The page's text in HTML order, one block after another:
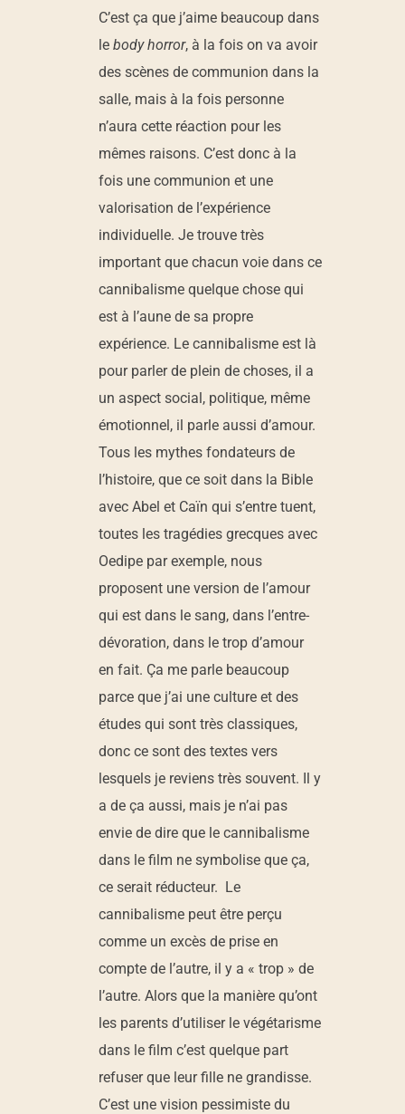
C’est ça que j’aime beaucoup dans
lebody horror, à la fois on va avoir
des scènes de communion dans la
salle, mais à la fois personne
n’aura cette réaction pour les
mêmes raisons. C’est donc à la
fois une communion et une
valorisation de l’expérience
individuelle. Je trouve très
important que chacun voie dans ce
cannibalisme quelque chose qui
est à l’aune de sa propre
expérience. Le cannibalisme est là
pour parler de plein de choses, il a
un aspect social, politique, même
émotionnel, il parle aussi d’amour.
Tous les mythes fondateurs de
l’histoire, que ce soit dans la Bible
avec Abel et Caïn qui s’entre tuent,
toutes les tragédies grecques avec
Oedipe par exemple, nous
proposent une version de l’amour
qui est dans le sang, dans l’entre-
dévoration, dans le trop d’amour
en fait. Ça me parle beaucoup
parce que j’ai une culture et des
études qui sont très classiques,
donc ce sont des textes vers
lesquels je reviens très souvent. Il y
a de ça aussi, mais je n’ai pas
envie de dire que le cannibalisme
dans le film ne symbolise que ça,
ce serait réducteur. Le
cannibalisme peut être perçu
comme un excès de prise en
compte de l’autre, il y a « trop » de
l’autre. Alors que la manière qu’ont
les parents d’utiliser le végétarisme
dans le film c’est quelque part
refuser que leur fille ne grandisse.
C’est une vision pessimiste du